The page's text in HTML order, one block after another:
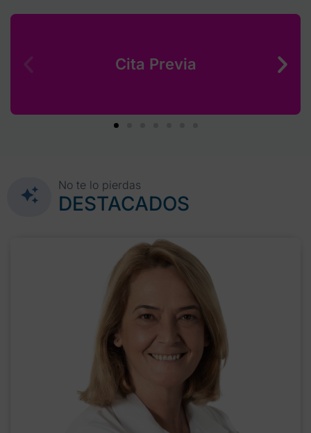
Cita Previa
No te lo pierdas
DESTACADOS